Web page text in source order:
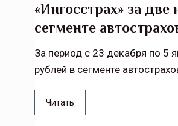
«Ингосстрах» за
сегменте
За период с 23 декабря по 5
рублей в сегменте
Читать
Тамбов —